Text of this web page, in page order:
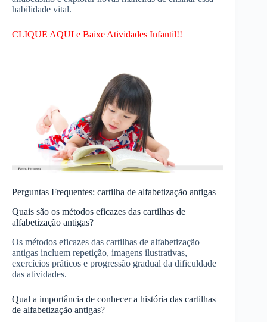
habilidade vital.
CLIQUE AQUI e Baixe Atividades Infantil!!
Perguntas Frequentes: cartilha de alfabetização antigas
Quais são os métodos eficazes das cartilhas de
alfabetização antigas?
Os métodos eficazes das cartilhas de alfabetização
antigas incluem repetição, imagens ilustrativas,
exercícios práticos e progressão gradual da dificuldade
das atividades.
Qual a importância de conhecer a história das cartilhas
de alfabetização antigas?